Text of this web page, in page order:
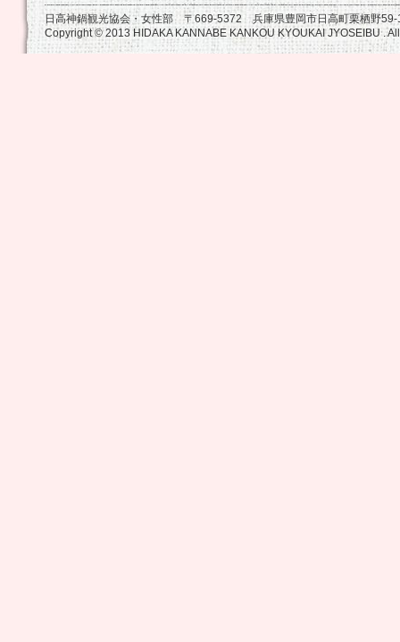
日高神鍋観光協会・女性部 〒669-5372 兵庫県豊岡市日高町栗栖野
Copyright © 2013 HIDAKA KANNABE KANKOU KYOUKAI JYOSEIBU .